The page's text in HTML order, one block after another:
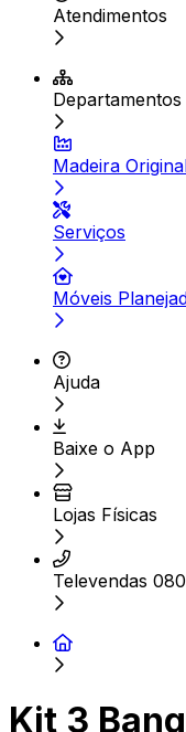
Atendimentos
Departamentos
Madeira
Serviços
Móveis
Ajuda
Baixe o App
Lojas Físicas
Televendas
Kit 3